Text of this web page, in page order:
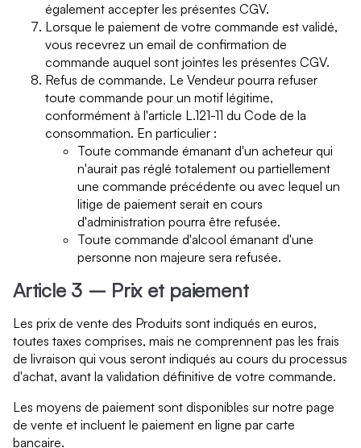
également accepter les présentes CGV.
Lorsque le paiement de votre commande est validé,
vous recevrez un email de confirmation de
commande auquel sont jointes les présentes CGV.
Refus de commande. Le Vendeur pourra refuser
toute commande pour un motif légitime,
conformément à l'article L.121-11 du Code de la
consommation. En particulier :
Toute commande émanant d'un acheteur qui
n'aurait pas réglé totalement ou partiellement
une commande précédente ou avec lequel un
litige de paiement serait en cours
d'administration pourra être refusée.
Toute commande d'alcool émanant d'une
personne non majeure sera refusée.
Article 3 – Prix et paiement
Les prix de vente des Produits sont indiqués en euros,
toutes taxes comprises, mais ne comprennent pas les frais
de livraison qui vous seront indiqués au cours du processus
d'achat, avant la validation définitive de votre commande.
Les moyens de paiement sont disponibles sur notre page
de vente et incluent le paiement en ligne par carte
bancaire.